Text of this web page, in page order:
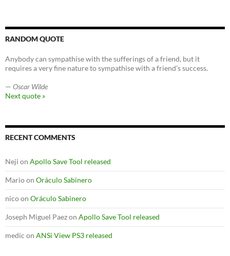
RANDOM QUOTE
Anybody can sympathise with the sufferings of a friend, but it
requires a very fine nature to sympathise with a friend’s success.
— Oscar Wilde
Next quote »
RECENT COMMENTS
Neji on Apollo Save Tool released
Marioon Oráculo Sabinero
nicoon Oráculo Sabinero
Joseph Miguel Paezon Apollo Save Tool released
medic on ANSi View PS3 released